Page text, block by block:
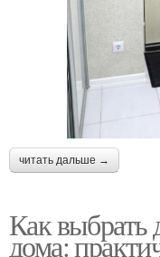
читать дальше →
Как выбрать
дома: